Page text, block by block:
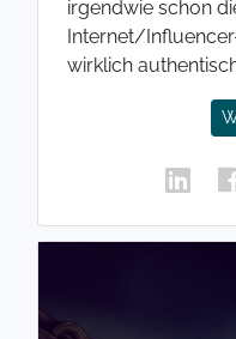
irgendwie schon
Internet/
wirklich